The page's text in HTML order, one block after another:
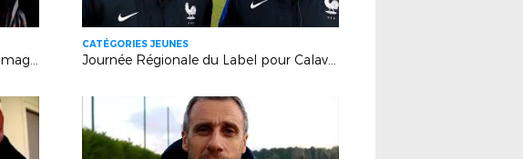
La Journée Régionale du Label en images
CATÉGORIES JEUNES
Journée Régionale du Label pour Calavon (Robion)